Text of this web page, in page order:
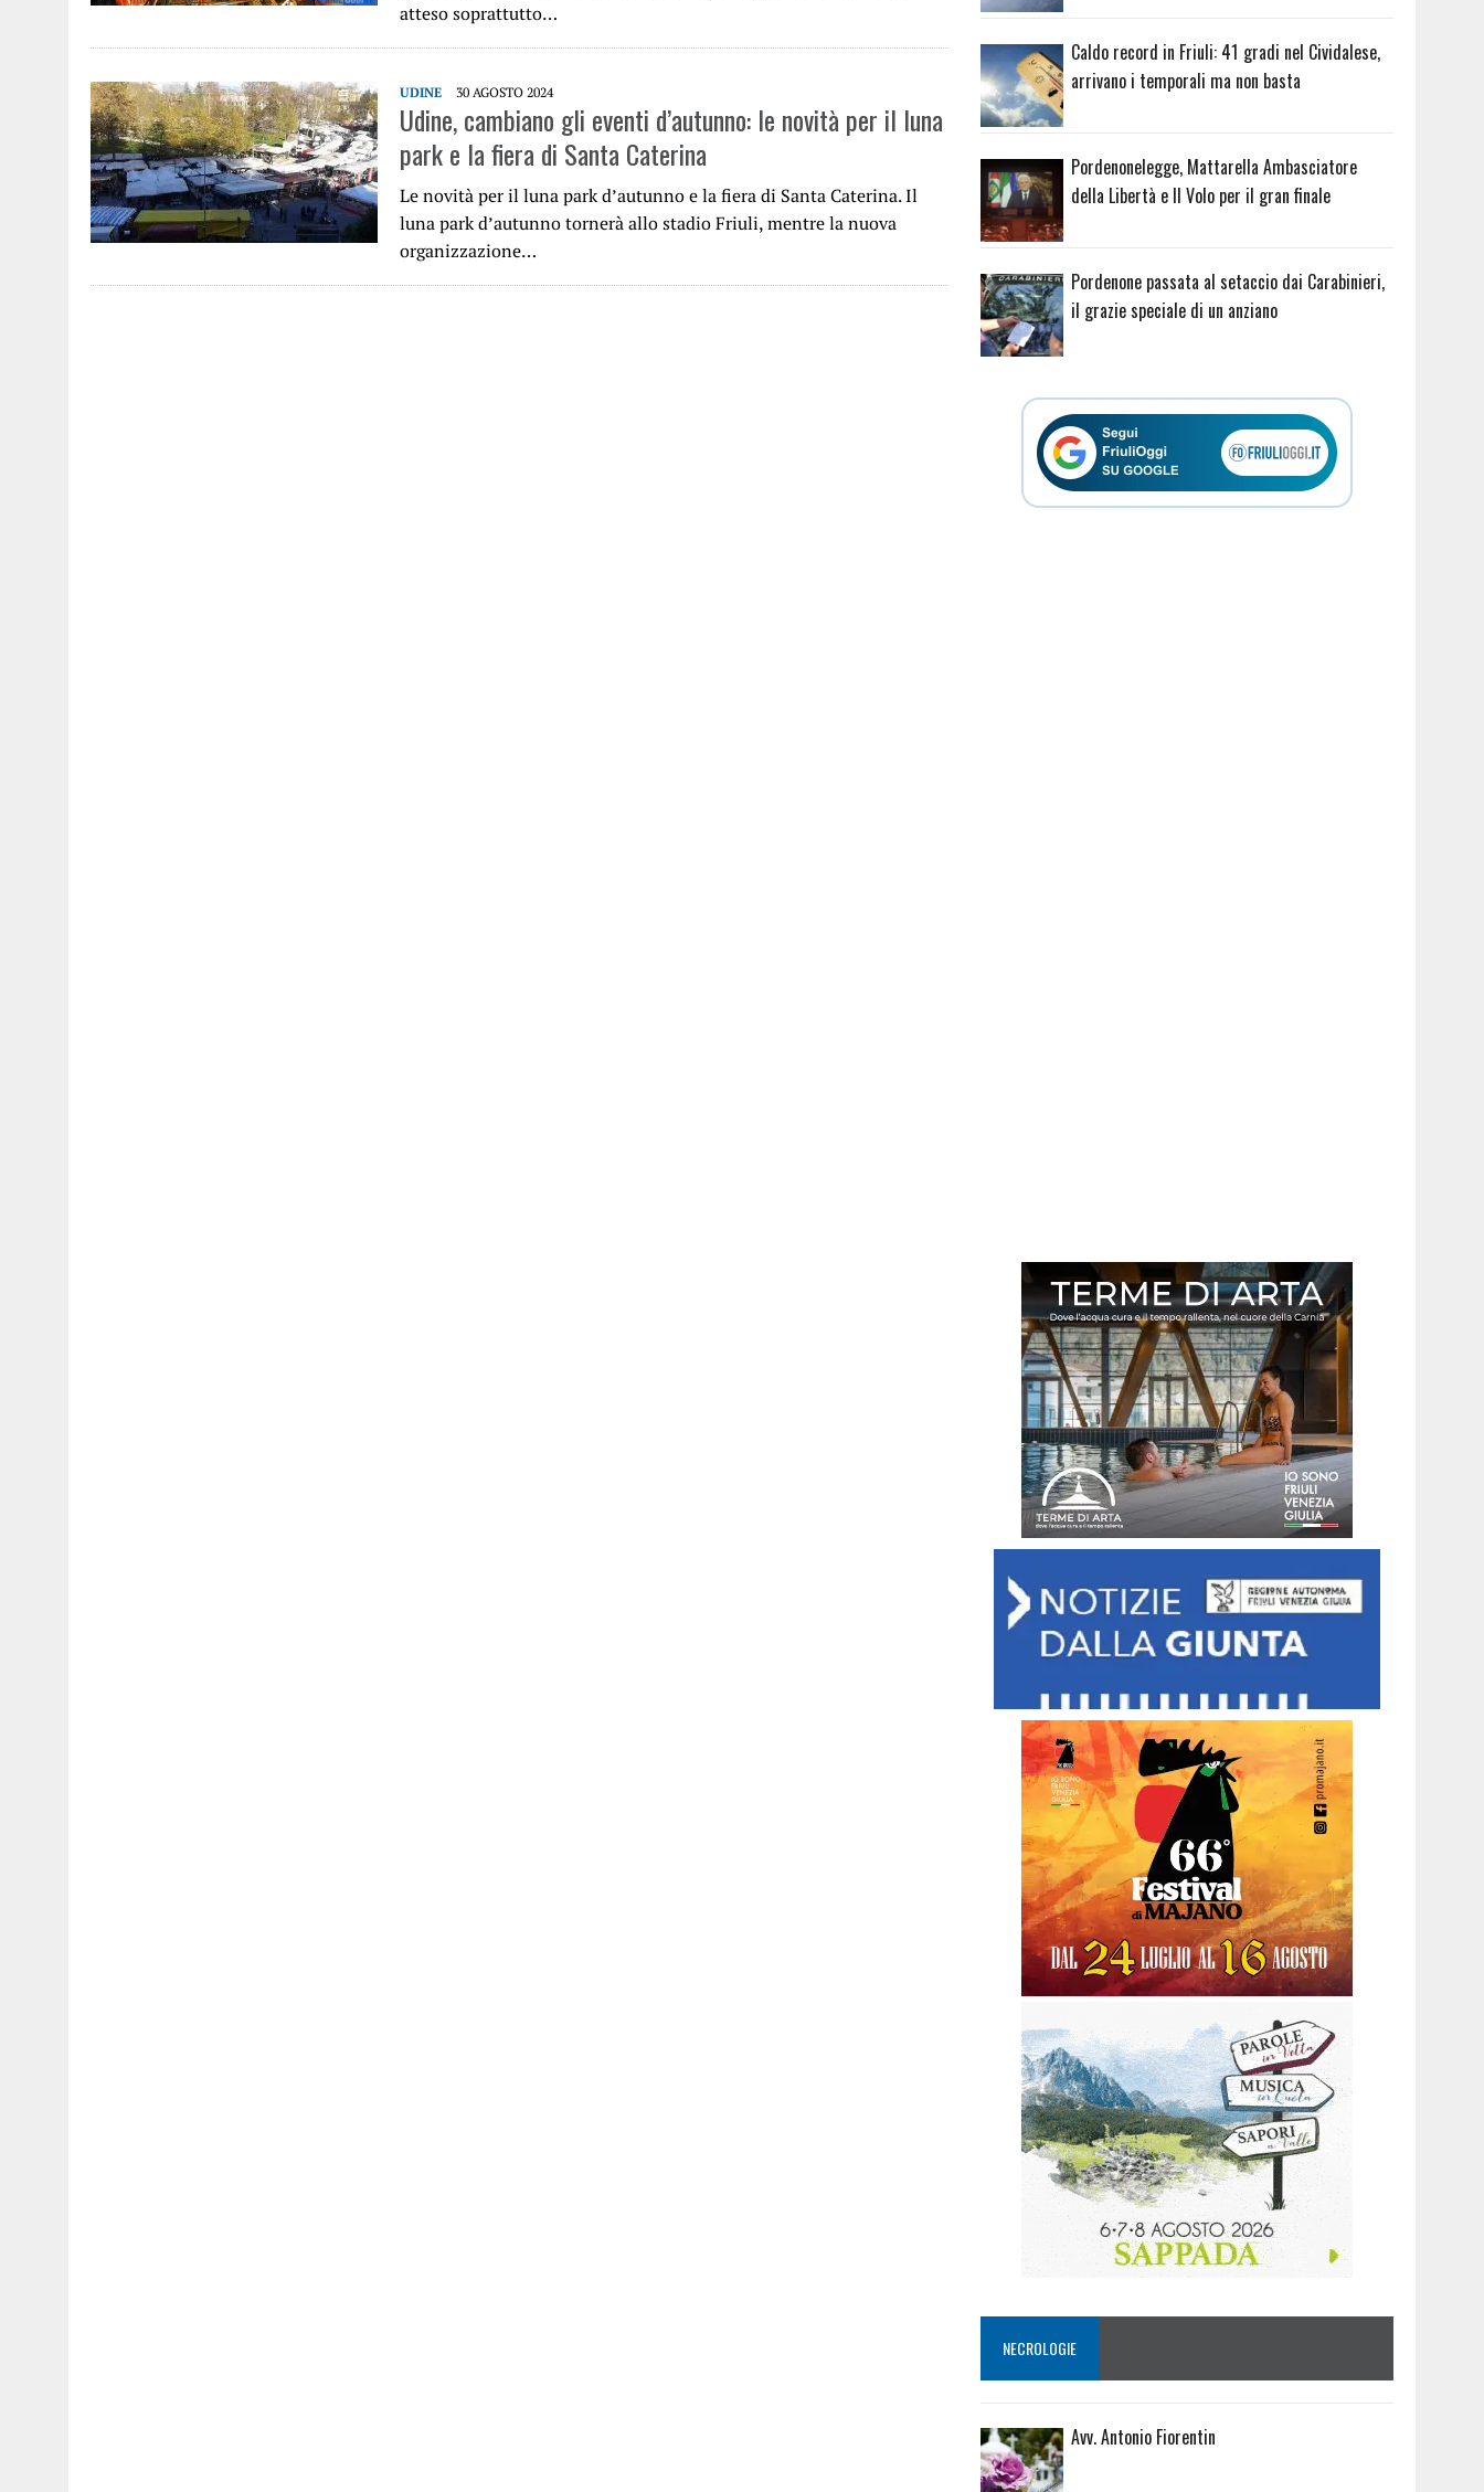
atteso soprattutto…
UDINE 30 AGOSTO 2024
Udine, cambiano gli eventi d’autunno: le novità per il luna
park e la fiera di Santa Caterina
Le novità per il luna park d’autunno e la fiera di Santa Caterina. Il
luna park d’autunno tornerà allo stadio Friuli, mentre la nuova
organizzazione…
Caldo record in Friuli: 41 gradi nel Cividalese,
arrivano i temporali ma non basta
Pordenonelegge, Mattarella Ambasciatore
della Libertà e Il Volo per il gran finale
Pordenone passata al setaccio dai Carabinieri,
il grazie speciale di un anziano
NECROLOGIE
Avv. Antonio Fiorentin